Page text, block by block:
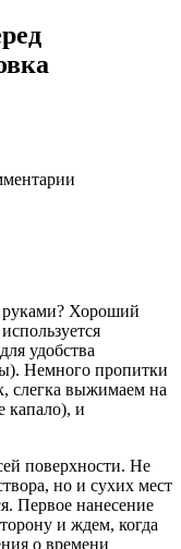
руками? Хороший
удобства
Немного пропитки
слегка выжимаем на
капало), и
поверхности. Не
но и сухих мест
Первое нанесение
и ждем, когда
о времени